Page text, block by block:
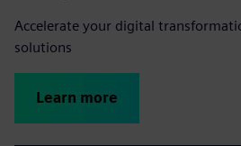
Accelerate your digital
solutions
Learn more